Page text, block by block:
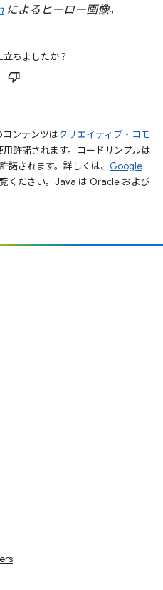
によるヒーロー画像。
ちましたか？
ンテンツはクリエイティブ・コモ
用許諾されます。コードサンプルは
諾されます。詳しくは、 Google
ください。Java は Oracle および